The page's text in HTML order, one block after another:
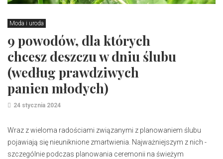
Moda i uroda
9 powodów, dla których
chcesz deszczu w dniu ślubu
(według prawdziwych
panien młodych)
24 stycznia 2024
Wraz z wieloma radościami związanymi z planowaniem ślubu
pojawiają się nieuniknione zmartwienia. Najważniejszym z nich -
szczególnie podczas planowania ceremonii na świeżym